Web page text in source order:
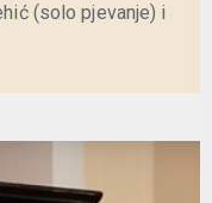
(solo pjevanje) i